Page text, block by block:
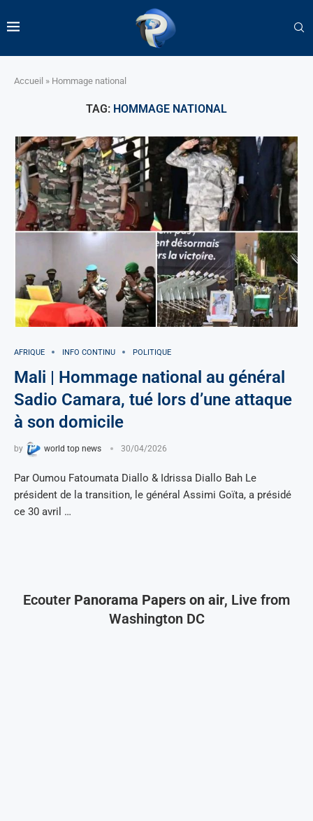
Accueil » Hommage national
TAG: HOMMAGE NATIONAL
AFRIQUE INFO CONTINU POLITIQUE
Mali | Hommage national au général
Sadio Camara, tué lors d’une attaque
à son domicile
by world top news 30/04/2026
Par Oumou Fatoumata Diallo & Idrissa Diallo Bah Le
président de la transition, le général Assimi Goïta, a présidé
ce 30 avril …
Ecouter Panorama Papers on air, Live from
Washington DC